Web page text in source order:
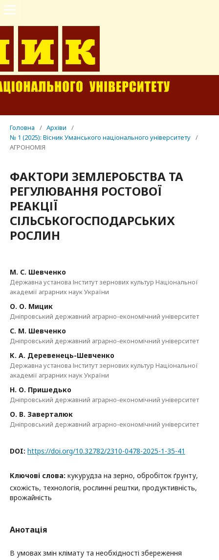
Головна / Архіви
/
№ 1 (2025): Вісник Уманського національного університету /
АГРОНОМІЯ
ФАКТОРИ ЗЕМЛЕРОБСТВА ТА
РЕГУЛЮВАННЯ РОСТОВОЇ
РЕАКЦІЇ
СІЛЬСЬКОГОСПОДАРСЬКИХ
РОСЛИН
М. С. Шевченко
Державна установа Інститут зернових культур Національної
академії аграрних наук України
О. О. Мицик
Дніпровський державний аграрно-економічний університет
С. М. Шевченко
Дніпровський державний аграрно-економічний університет
К. А. Деревенець-Шевченко
Державна установа Інститут зернових культур Національної
академії аграрних наук України
Н. О. Пришедько
Дніпровський державний аграрно-економічний університет
О. В. Заверталюк
Дніпровський державний аграрно-економічний університет
DOI: https://doi.org/10.32782/2310-0478-2025-1-35-41
Ключові слова: кукурудза на зерно, обробіток ґрунту,
схожість, технологія, рослинні рештки, продуктивність,
врожайність
Анотація
В умовах змін клімату та необхідності збереження